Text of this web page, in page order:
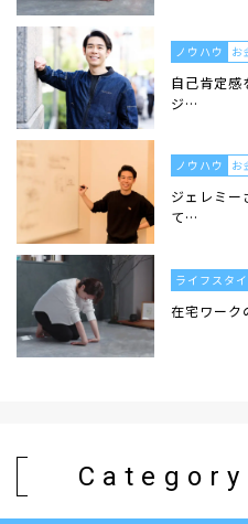
ノウハウ お
自己肯定感
ジ…
ノウハウ お
ジェレミー
て…
ライフスタ
在宅ワー